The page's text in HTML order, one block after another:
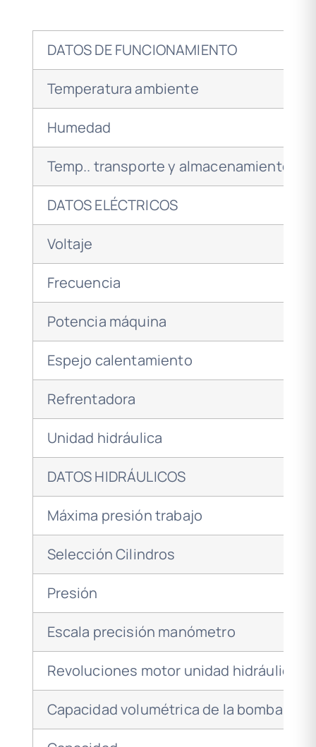
DATOS DE FUNCIONAMIENTO
Temperatura ambiente
Humedad
Temp.. transporte y almacenamiento
DATOS ELÉCTRICOS
Voltaje
Frecuencia
Potencia máquina
Espejo calentamiento
Refrentadora
Unidad hidráulica
DATOS HIDRÁULICOS
Máxima presión trabajo
Selección Cilindros
Presión
Escala precisión manómetro
Revoluciones motor unidad hidráulica
Capacidad volumétrica de la bomba